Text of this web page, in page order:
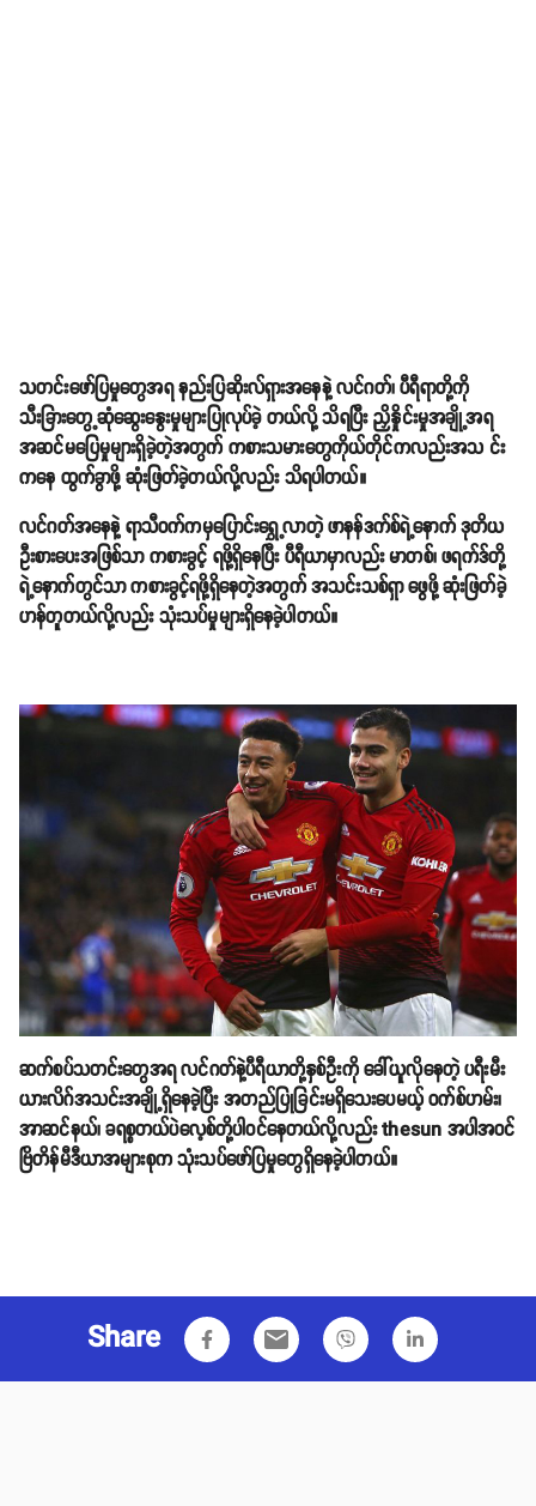
သတင်းဖော်ပြမှုတွေအရ နည်းပြဆိုးလ်ရှားအနေနဲ့ လင်ဂတ်၊ ပီရီရာတို့ကို
သီးခြားတွေ့ဆုံဆွေးနွေးမှုများပြုလုပ်ခဲ့ တယ်လို့ သိရပြီး ညှိနှိုင်းမှုအချို့အရ
အဆင်မပြေမှုများရှိခဲ့တဲ့အတွက် ကစားသမားတွေကိုယ်တိုင်ကလည်းအသ င်း
ကနေ ထွက်ခွာဖို့ ဆုံးဖြတ်ခဲ့တယ်လို့လည်း သိရပါတယ်။
လင်ဂတ်အနေနဲ့ ရာသီဝက်ကမှပြောင်းရွှေ့လာတဲ့ ဖာနန်ဒက်စ်ရဲ့နောက် ဒုတိယ
ဦးစားပေးအဖြစ်သာ ကစားခွင့် ရဖို့ရှိနေပြီး ပီရီယာမှာလည်း မာတစ်၊ ဖရက်ဒ်တို့
ရဲ့နောက်တွင်သာ ကစားခွင့်ရဖို့ရှိနေတဲ့အတွက် အသင်းသစ်ရှာ ဖွေဖို့ ဆုံးဖြတ်ခဲ့
ဟန်တူတယ်လို့လည်း သုံးသပ်မှုများရှိနေခဲ့ပါတယ်။
ဆက်စပ်သတင်းတွေအရ လင်ဂတ်နဲ့ပီရီယာတို့နှစ်ဦးကို ခေါ်ယူလိုနေတဲ့ ပရီးမီး
ယားလိဂ်အသင်းအချို့ရှိနေခဲ့ပြီး အတည်ပြုခြင်းမရှိသေးပေမယ့် ဝက်စ်ဟမ်း၊
အာဆင်နယ်၊ ခရစ္စတယ်ပဲလေ့စ်တို့ပါဝင်နေတယ်လို့လည်း thesun အပါအဝင်
ဗြိတိန်မီဒီယာအများစုက သုံးသပ်ဖော်ပြမှုတွေရှိနေခဲ့ပါတယ်။
Share email